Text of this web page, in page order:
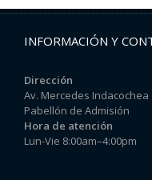
INFORMACIÓN Y
Dirección
Av. Mercedes Indacochea
Pabellón de Admisión
Hora de atención
Lun-Vie 8:00am–4:00pm